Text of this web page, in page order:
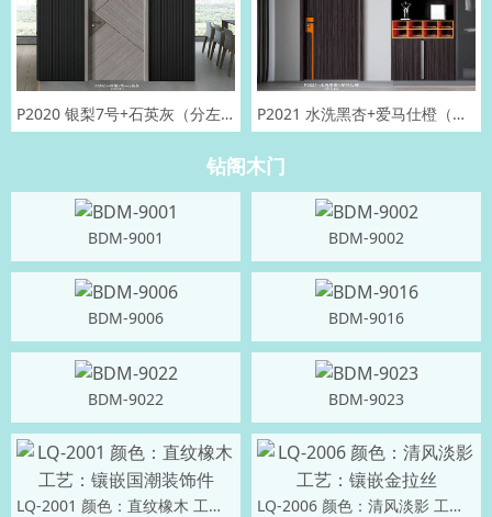
P2020 银梨7号+石英灰（分左右） P2021 水洗黑杏+爱马仕橙（分左右）
钻阁木门
BDM-9001 BDM-9002
BDM-9006 BDM-9016
BDM-9022 BDM-9023
LQ-2001 颜色：直纹橡木 工艺：镶嵌国潮装饰件 LQ-2006 颜色：清风淡影 工艺：镶嵌金拉丝